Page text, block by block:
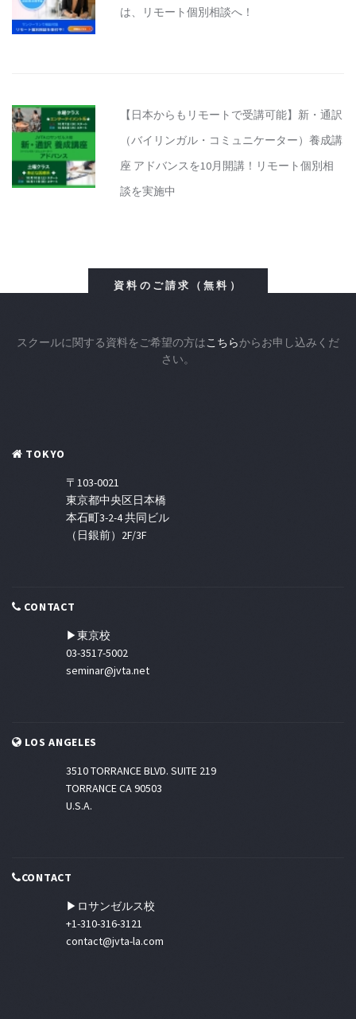
は、リモート個別相談へ！
【日本からもリモートで受講可能】新・通訳
（バイリンガル・コミュニケーター）養成講
座 アドバンスを10月開講！リモート個別相
談を実施中
資料のご請求（無料）
スクールに関する資料をご希望の方はこちらからお申し込みくだ
さい。
TOKYO
〒103-0021
東京都中央区日本橋
本石町3-2-4 共同ビル
（日銀前）2F/3F
CONTACT
▶東京校
03-3517-5002
seminar@jvta.net
LOS ANGELES
3510 TORRANCE BLVD. SUITE 219
TORRANCE CA 90503
U.S.A.
CONTACT
▶ロサンゼルス校
+1-310-316-3121
contact@jvta-la.com